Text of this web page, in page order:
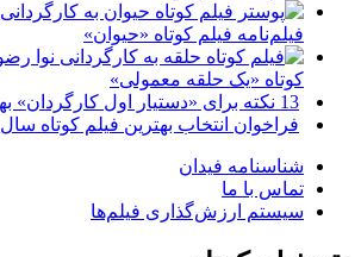
فیلم‌نامه فیلم کوتاه «حیوان»
کوتاه «یک حلقه معمولی»
13 نکته برای «دستیار اول کارگردان» بهتری بودن
فراخوان انتخاب بهترین فیلم کوتاه سال ۱۴۰4
شناسنامه فیدان
تماس با ما
سیستم ارزش‌گذاری فیلم‌ها